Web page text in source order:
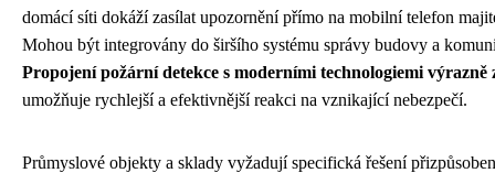
domácí síti dokáží zasílat upozornění přímo na mobilní telefon
Mohou být integrovány do širšího systému správy budovy a
Propojení požární detekce s moderními technologiemi výrazně
umožňuje rychlejší a efektivnější reakci na vznikající nebezpečí.
Průmyslové objekty a sklady vyžadují specifická řešení